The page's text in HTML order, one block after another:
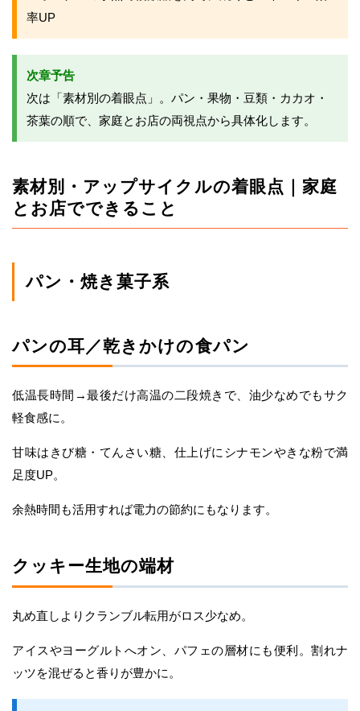
率UP
次章予告
次は「素材別の着眼点」。パン・果物・豆類・カカオ・
茶葉の順で、家庭とお店の両視点から具体化します。
素材別・アップサイクルの着眼点｜家庭
とお店でできること
パン・焼き菓子系
パンの耳／乾きかけの食パン
低温長時間→最後だけ高温の二段焼きで、油少なめでもサク
軽食感に。
甘味はきび糖・てんさい糖、仕上げにシナモンやきな粉で満
足度UP。
余熱時間も活用すれば電力の節約にもなります。
クッキー生地の端材
丸め直しよりクランブル転用がロス少なめ。
アイスやヨーグルトへオン、パフェの層材にも便利。割れナ
ッツを混ぜると香りが豊かに。